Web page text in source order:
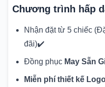
Chương trình hấp
Nhận đặt từ 5 chiếc
đãi)✔️
Đồng phục May Sẵn
Miễn phí thiết kế